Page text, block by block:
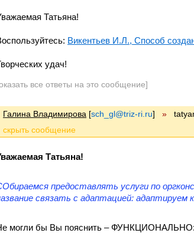
Татьяна!
Викентьев И.Л., Способ
удач!
все ответы на это сообщение]
Галина Владимирова [sch_gl@triz-ri.ru] »
Татьяна!
предоставлять услуги по
связать с адаптацией:
могли бы Вы пояснить – ФУНКЦИОНАЛЬНО: